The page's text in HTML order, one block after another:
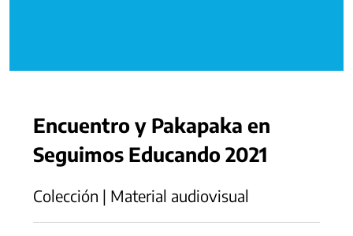
Encuentro y Pakapaka en
Seguimos Educando 2021
Colección | Material audiovisual